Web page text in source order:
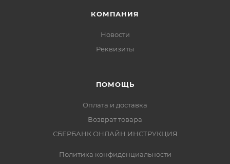
КОМПАНИЯ
Новости
Реквизиты
ПОМОЩЬ
Оплата и доставка
Возврат товара
СБЕРБАНК ОНЛАЙН ИНСТРУКЦИЯ
Политика конфиденциальности